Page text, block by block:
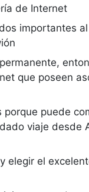
de Internet
importantes
que poseen
puede
viaje desde
elegir el